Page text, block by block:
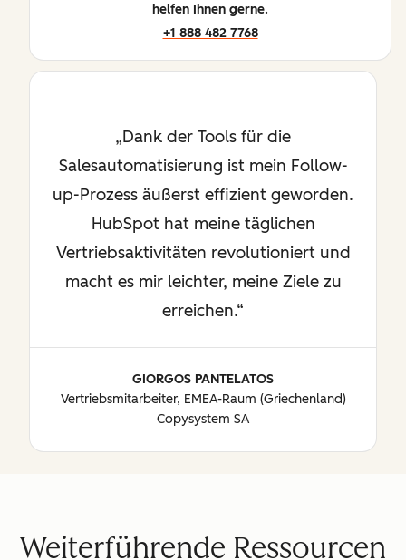
helfen Ihnen gerne.
+1 888 482 7768
Dank der Tools für die
Salesautomatisierung ist mein Follow-
up-Prozess äußerst effizient geworden.
HubSpot hat meine täglichen
Vertriebsaktivitäten revolutioniert und
macht es mir leichter, meine Ziele zu
erreichen.
GIORGOS PANTELATOS
Vertriebsmitarbeiter, EMEA-Raum (Griechenland)
Copysystem SA
Weiterführende Ressourcen